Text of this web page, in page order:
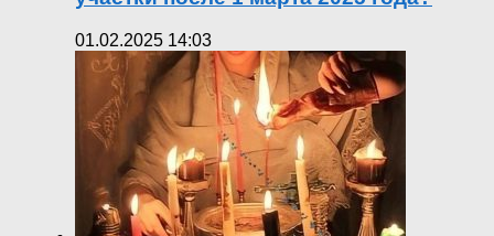
01.02.2025 14:03